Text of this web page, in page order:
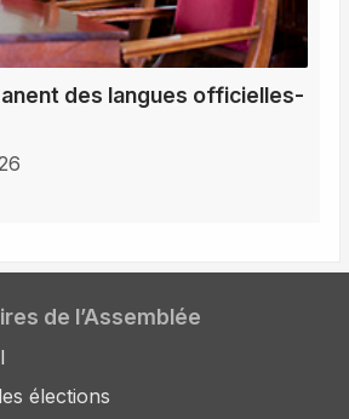
des langues officielles-
de l’Assemblée
élections